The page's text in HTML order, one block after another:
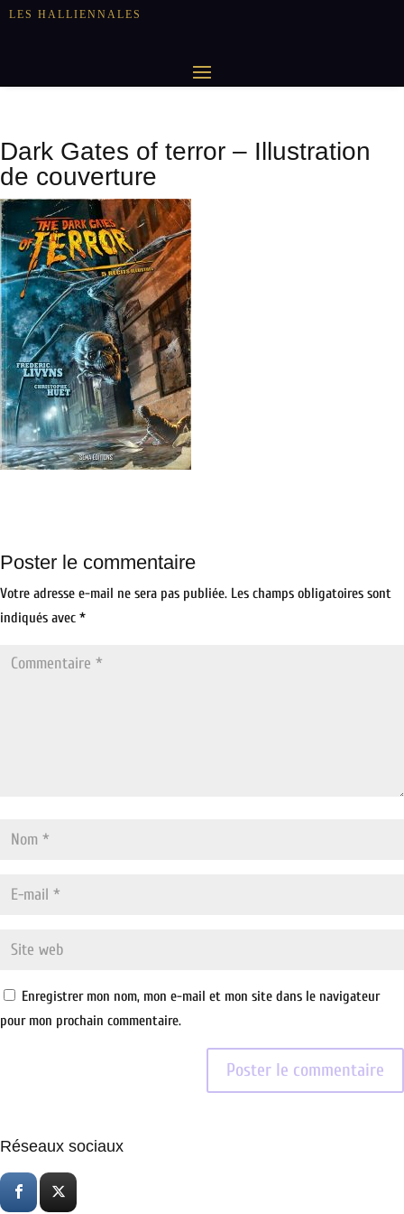
LES HALLIENNALES
Dark Gates of terror – Illustration
de couverture
Poster le commentaire
Votre adresse e-mail ne sera pas publiée. Les champs obligatoires sont
indiqués avec *
Enregistrer mon nom, mon e-mail et mon site dans le navigateur
pour mon prochain commentaire.
Réseaux sociaux